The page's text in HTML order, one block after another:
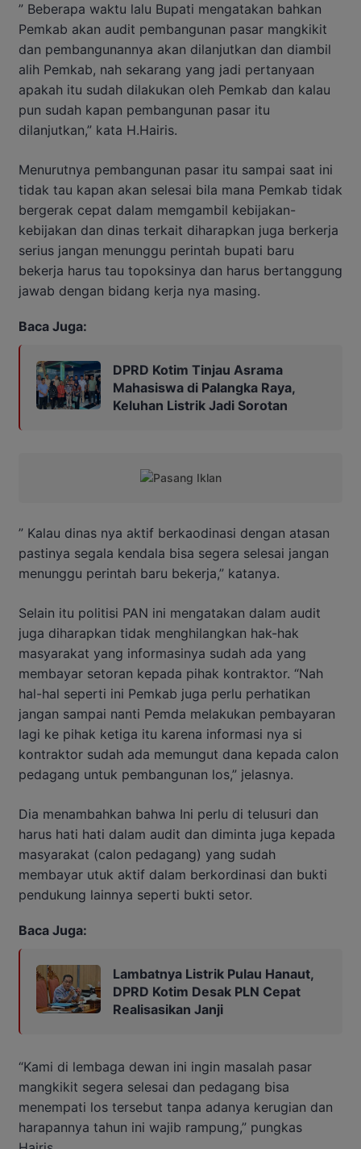
” Beberapa waktu lalu Bupati mengatakan bahkan
Pemkab akan audit pembangunan pasar mangkikit
dan pembangunannya akan dilanjutkan dan diambil
alih Pemkab, nah sekarang yang jadi pertanyaan
apakah itu sudah dilakukan oleh Pemkab dan kalau
pun sudah kapan pembangunan pasar itu
dilanjutkan,” kata H.Hairis.
Menurutnya pembangunan pasar itu sampai saat ini
tidak tau kapan akan selesai bila mana Pemkab tidak
bergerak cepat dalam memgambil kebijakan-
kebijakan dan dinas terkait diharapkan juga berkerja
serius jangan menunggu perintah bupati baru
bekerja harus tau topoksinya dan harus bertanggung
jawab dengan bidang kerja nya masing.
Baca Juga:
DPRD Kotim Tinjau Asrama
Mahasiswa di Palangka Raya,
Keluhan Listrik Jadi Sorotan
” Kalau dinas nya aktif berkaodinasi dengan atasan
pastinya segala kendala bisa segera selesai jangan
menunggu perintah baru bekerja,” katanya.
Selain itu politisi PAN ini mengatakan dalam audit
juga diharapkan tidak menghilangkan hak-hak
masyarakat yang informasinya sudah ada yang
membayar setoran kepada pihak kontraktor. “Nah
hal-hal seperti ini Pemkab juga perlu perhatikan
jangan sampai nanti Pemda melakukan pembayaran
lagi ke pihak ketiga itu karena informasi nya si
kontraktor sudah ada memungut dana kepada calon
pedagang untuk pembangunan los,” jelasnya.
Dia menambahkan bahwa Ini perlu di telusuri dan
harus hati hati dalam audit dan diminta juga kepada
masyarakat (calon pedagang) yang sudah
membayar utuk aktif dalam berkordinasi dan bukti
pendukung lainnya seperti bukti setor.
Baca Juga:
Lambatnya Listrik Pulau Hanaut,
DPRD Kotim Desak PLN Cepat
Realisasikan Janji
“Kami di lembaga dewan ini ingin masalah pasar
mangkikit segera selesai dan pedagang bisa
menempati los tersebut tanpa adanya kerugian dan
harapannya tahun ini wajib rampung,” pungkas